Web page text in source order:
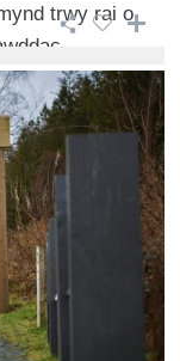
trwy rai o
...